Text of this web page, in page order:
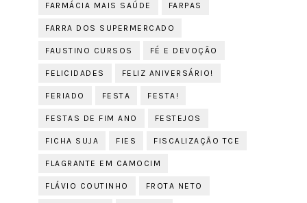
FARMÁCIA MAIS SAÚDE FARPAS
FARRA DOS SUPERMERCADO
FAUSTINO CURSOS FÉ E DEVOÇÃO
FELICIDADES FELIZ ANIVERSÁRIO!
FERIADO FESTA FESTA!
FESTAS DE FIM ANO FESTEJOS
FICHA SUJA FIES FISCALIZAÇÃO TCE
FLAGRANTE EM CAMOCIM
FLÁVIO COUTINHO FROTA NETO